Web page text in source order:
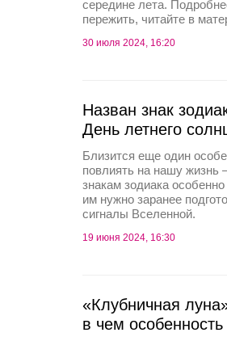
середине лета.
пережить, читайте в
30 июля 2024, 16:20
Назван знак
День летнего
Близится еще один
повлиять на нашу жизнь
знакам зодиака
им нужно заранее
сигналы Вселенной.
19 июня 2024, 16:30
«Клубничная
в чем особенность